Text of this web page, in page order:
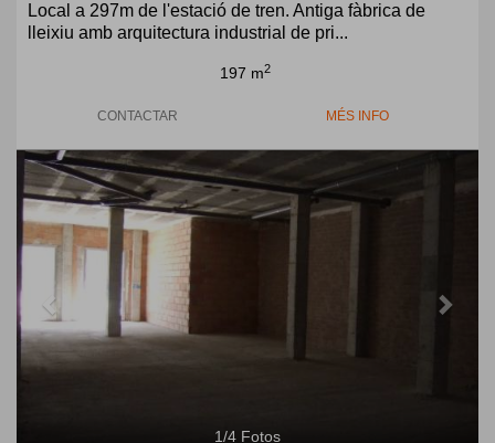
Local a 297m de l'estació de tren. Antiga fàbrica de
lleixiu amb arquitectura industrial de pri...
197 m2
CONTACTAR MÉS INFO
Previous
1/4 Fotos